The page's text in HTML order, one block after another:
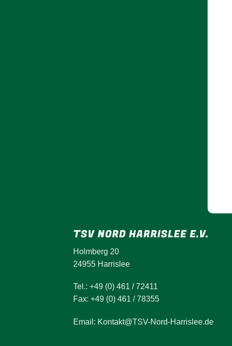
TSV NORD HARRISLEE E.V.
Holmberg 20
24955 Harrislee
Tel.: +49 (0) 461 / 72411
Fax: +49 (0) 461 / 78355
Email: Kontakt@TSV-Nord-Harrislee.de